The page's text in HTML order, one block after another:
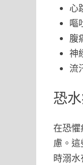
心
嘔
腹
神
流
恐
在恐
慮。
時溺